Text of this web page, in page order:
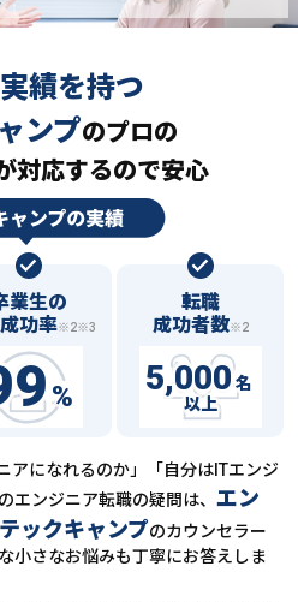
績を持つ
ンプのプロの
対応するので安心
業生の
功率※2※3
%
転職
成功者数※2
5,000 名
以上
アになれるのか」「自分はITエンジ
エンジニア転職の疑問は、 エン
ックキャンプのカウンセラー
小さなお悩みも丁寧にお答えしま